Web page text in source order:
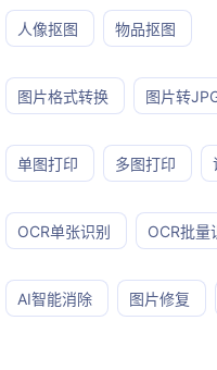
人像抠图 物品抠图
图片格式转换 图片转
单图打印 多图打印
OCR单张识别 OCR批量
AI智能消除 图片修复